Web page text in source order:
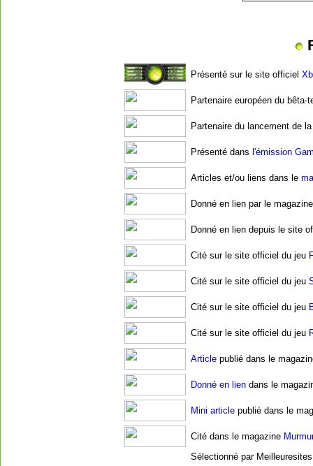
Présenté sur le site officiel
Partenaire européen du
Partenaire du lancement de
Présenté dans l'émission
Articles et/ou liens dans le
Donné en lien par le
Donné en lien depuis le site
Cité sur le site officiel du jeu
Cité sur le site officiel du jeu
Cité sur le site officiel du jeu
Cité sur le site officiel du jeu
Articlepublié dans le
Donné en liendans le
Mini articlepublié dans le
Cité dans le magazine
Sélectionné par